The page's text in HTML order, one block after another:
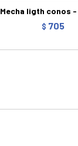
Mecha ligth conos
$ 705